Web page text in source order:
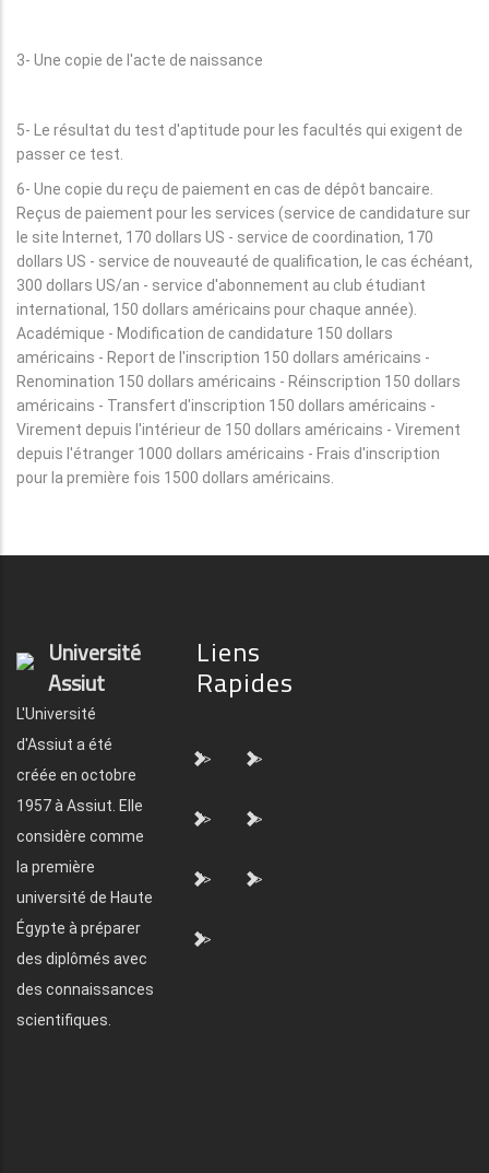
3- Une copie de l'acte de naissance
5- Le résultat du test d'aptitude pour les facultés qui exigent de
passer ce test.
6- Une copie du reçu de paiement en cas de dépôt bancaire.
Reçus de paiement pour les services (service de candidature sur
le site Internet, 170 dollars US - service de coordination, 170
dollars US - service de nouveauté de qualification, le cas échéant,
300 dollars US/an - service d'abonnement au club étudiant
international, 150 dollars américains pour chaque année).
Académique - Modification de candidature 150 dollars
américains - Report de l'inscription 150 dollars américains -
Renomination 150 dollars américains - Réinscription 150 dollars
américains - Transfert d'inscription 150 dollars américains -
Virement depuis l'intérieur de 150 dollars américains - Virement
depuis l'étranger 1000 dollars américains - Frais d'inscription
pour la première fois 1500 dollars américains.
Université
Assiut
L'Université
d'Assiut a été
créée en octobre
1957 à Assiut. Elle
considère comme
la première
université de Haute
Égypte à préparer
des diplômés avec
des connaissances
scientifiques.
Liens
Rapides
"> ">
"> ">
"> ">
">